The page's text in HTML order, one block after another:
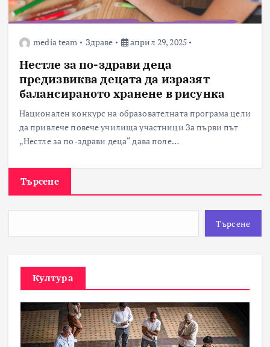
media team Здраве април 29, 2025
Нестле за по-здрави деца
предизвиква децата да изразят
балансираното хранене в рисунка
Национален конкурс на образователната програма цели
да привлече повече училища участници За първи път
„Нестле за по-здрави деца“ дава поле…
Търсене
Търсене
Култура